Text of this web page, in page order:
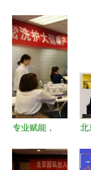
如何选择专
业合规的移
民代理？
——邦拓国
际19年经验
深度解析
专业赋能，
康新纪元
北